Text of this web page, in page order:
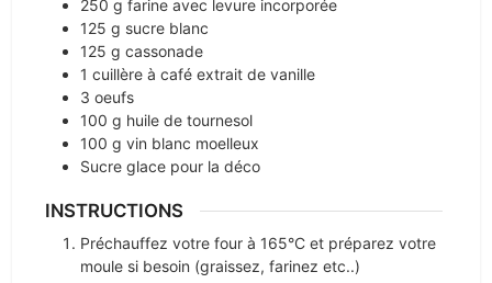
250 g farine avec levure incorporée
125 g sucre blanc
125 g cassonade
1 cuillère à café extrait de vanille
3 oeufs
100 g huile de tournesol
100 g vin blanc moelleux
Sucre glace pour la déco
INSTRUCTIONS
Préchauffez votre four à 165°C et préparez votre
moule si besoin (graissez, farinez etc..)